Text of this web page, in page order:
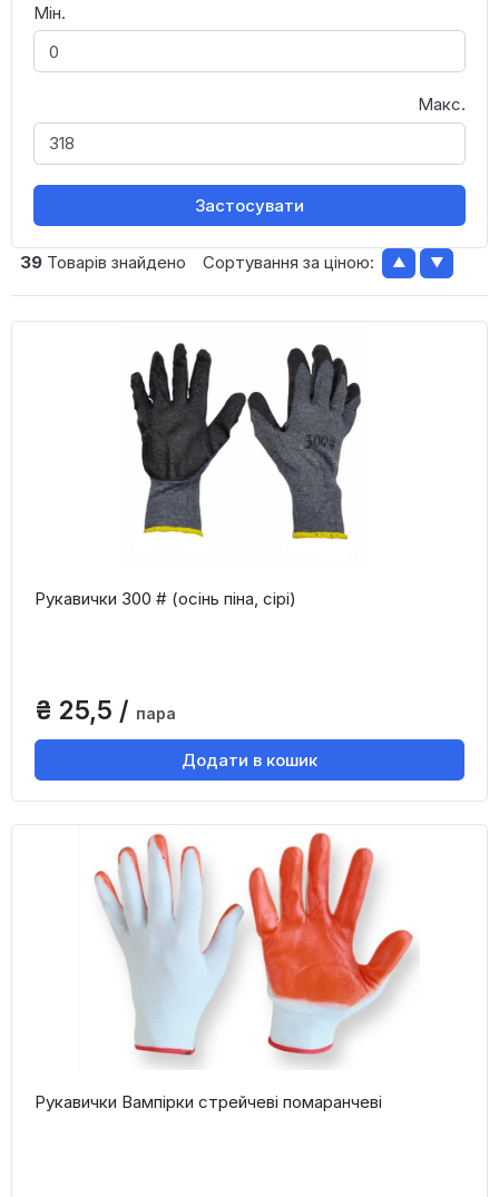
Мін.
Макс.
Застосувати
39Товарів знайдено Сортування за ціною: ▲ ▼
Рукавички 300 # (осінь піна, сірі)
₴ 25,5 / пара
Додати в кошик
Рукавички Вампірки стрейчеві помаранчеві